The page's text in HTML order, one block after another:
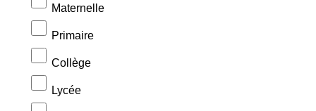
Maternelle
Primaire
Collège
Lycée